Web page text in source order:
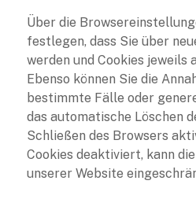
Über die
festlegen, dass Sie über
werden und Cookies jeweils
Ebenso können Sie die
bestimmte Fälle oder
das automatische Löschen
Schließen des Browsers
Cookies deaktiviert, kann
unserer Website